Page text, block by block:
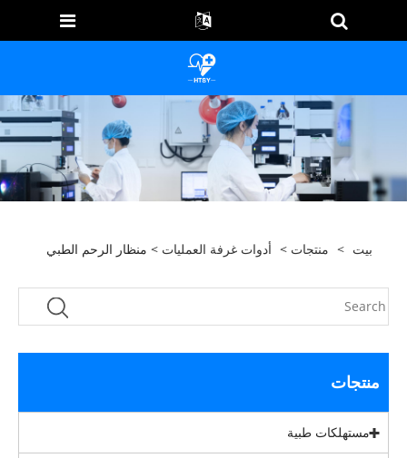
بيت > منتجات > أدوات غرفة العمليات > منظار الرحم الطبي
منتجات
مستهلكات طبية